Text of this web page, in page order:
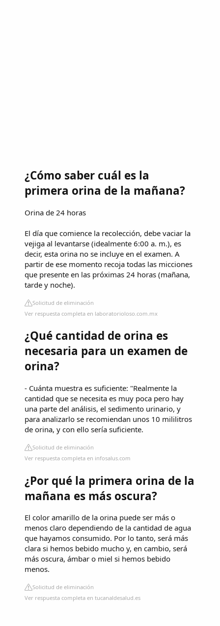
¿Cómo saber cuál es la
primera orina de la mañana?
Orina de 24 horas
El día que comience la recolección, debe vaciar la
vejiga al levantarse (idealmente 6:00 a. m.), es
decir, esta orina no se incluye en el examen. A
partir de ese momento recoja todas las micciones
que presente en las próximas 24 horas (mañana,
tarde y noche).
Solicitud de eliminación
Ver respuesta completa en laboratorioloso.com.mx
¿Qué cantidad de orina es
necesaria para un examen de
orina?
- Cuánta muestra es suficiente: "Realmente la
cantidad que se necesita es muy poca pero hay
una parte del análisis, el sedimento urinario, y
para analizarlo se recomiendan unos 10 mililitros
de orina, y con ello sería suficiente.
Solicitud de eliminación
Ver respuesta completa en infosalus.com
¿Por qué la primera orina de la
mañana es más oscura?
El color amarillo de la orina puede ser más o
menos claro dependiendo de la cantidad de agua
que hayamos consumido. Por lo tanto, será más
clara si hemos bebido mucho y, en cambio, será
más oscura, ámbar o miel si hemos bebido
menos.
Solicitud de eliminación
Ver respuesta completa en tucanaldesalud.es